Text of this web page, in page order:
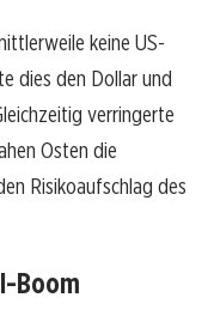
keine US-
dies den Dollar und
verringerte
Osten die
Risikoaufschlag des
Boom